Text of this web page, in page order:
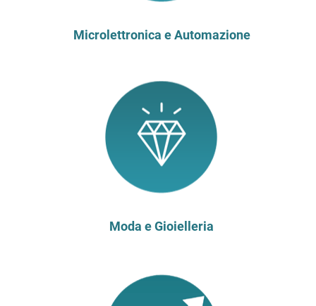
Microlettronica e Automazione
Moda e Gioielleria